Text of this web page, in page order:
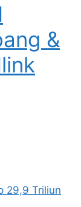
&
29,9 Triliun